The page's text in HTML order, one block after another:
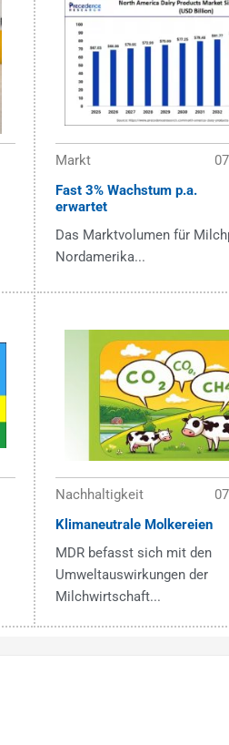
Markt
Fast 3% Wachstum p.a.
erwartet
Das Marktvolumen für
Nordamerika...
Nachhaltigkeit
Klimaneutrale Molkereien
MDR befasst sich mit den
Umweltauswirkungen der
Milchwirtschaft...